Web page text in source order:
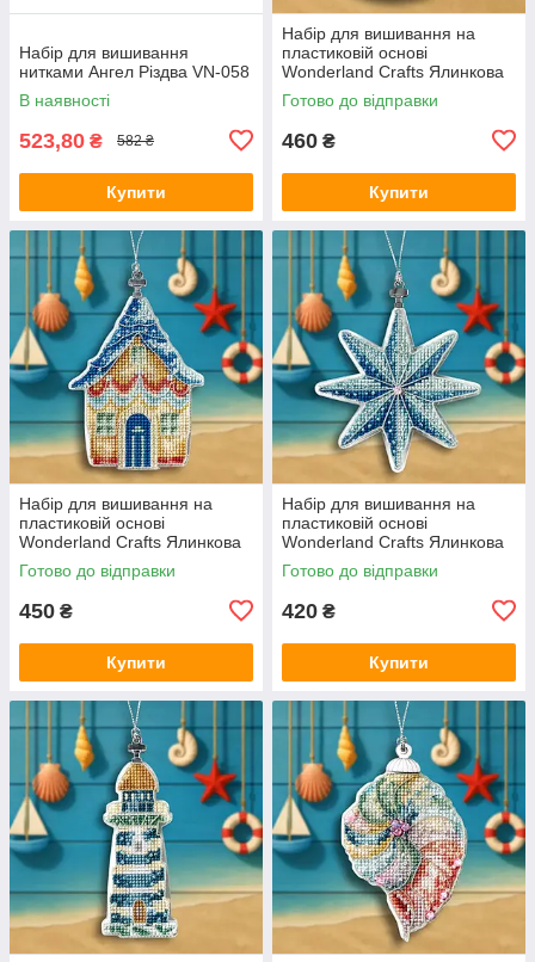
Набір для вишивання
нитками Ангел Різдва VN-058
В наявності
523,80 ₴ 582 ₴
Купити
Набір для вишивання на
пластиковій основі
Wonderland Crafts Ялинкова
іграшка — Морські хвилі FLX-
151
Готово до відправки
460 ₴
Купити
Набір для вишивання на
пластиковій основі
Wonderland Crafts Ялинкова
іграшка — Будиночок біля
моря FLX-144
Готово до відправки
450 ₴
Купити
Набір для вишивання на
пластиковій основі
Wonderland Crafts Ялинкова
іграшка — Морська зірка
FLX-145
Готово до відправки
420 ₴
Купити